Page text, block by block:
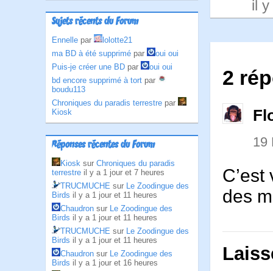
Sujets récents du Forum
Ennelle par
lolotte21
ma BD à été supprimé par
oui oui
Puis-je créer une BD par
oui oui
bd encore supprimé à tort par
boudu113
Chroniques du paradis terrestre par
Kiosk
Réponses récentes du Forum
Kiosk sur Chroniques du paradis
terrestre il y a 1 jour et 7 heures
TRUCMUCHE sur Le Zoodingue des
Birds il y a 1 jour et 11 heures
Chaudron sur Le Zoodingue des
Birds il y a 1 jour et 11 heures
TRUCMUCHE sur Le Zoodingue des
Birds il y a 1 jour et 11 heures
Chaudron sur Le Zoodingue des
Birds il y a 1 jour et 16 heures
il y
2
19
des